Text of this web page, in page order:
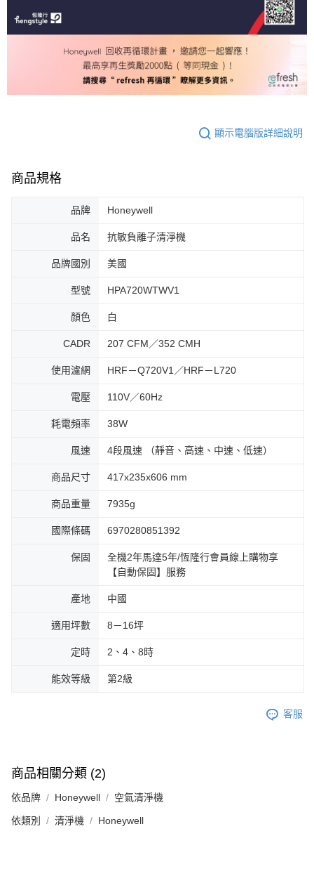
顯示電腦版詳細說明
商品規格
品牌 Honeywell
品名 抗敏負離子清淨機
品牌國別 美國
型號 HPA720WTWV1
顏色 白
CADR 207 CFM／352 CMH
使用濾網 HRF－Q720V1／HRF－L720
電壓 110V／60Hz
耗電頻率 38W
風速 4段風速 （靜音、高速、中速、低速）
商品尺寸 417x235x606 mm
商品重量 7935g
國際條碼 6970280851392
保固
全機2年馬達5年/恆隆行會員線上購物享
【自動保固】服務
產地 中國
適用坪數 8－16坪
定時 2、4、8時
能效等級 第2級
客服
商品相關分類 (2)
依品牌 Honeywell 空氣清淨機
依類別 清淨機 Honeywell